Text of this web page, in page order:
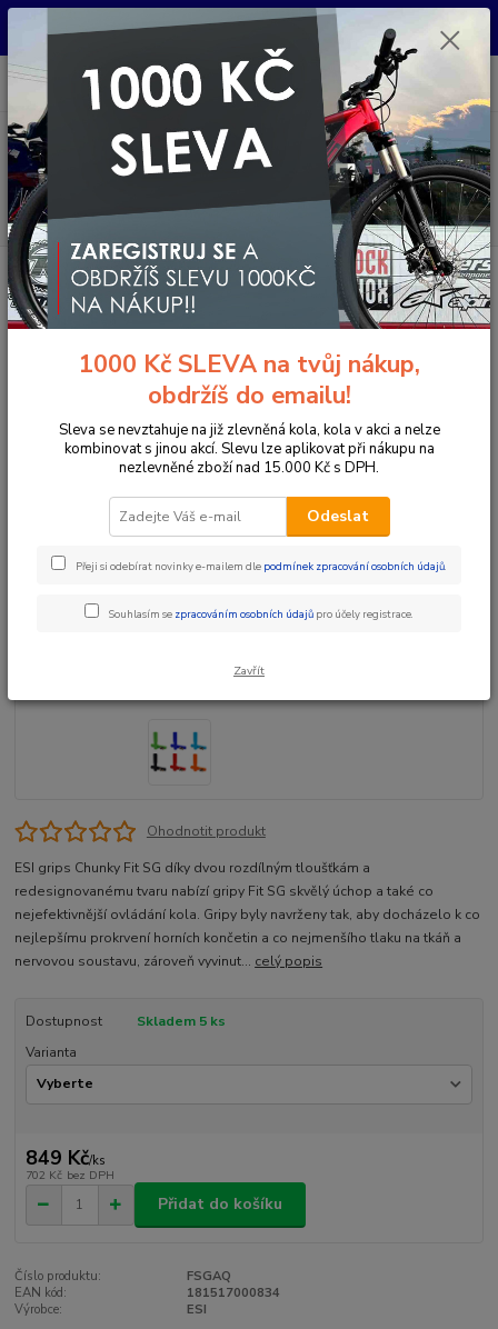
Pro nachystání kola / doplňků na prodejně si prosím zavolejte dopředu.
Menu
CZK
Hledat
+420 733 792 733
PO-PÁ 10:00-17:00 | SO: 9:00-12:00
Úvod Komponenty na kolo Gripy a omotávky
Gripy klasické / MTB
ESI grips Gripy Fit SG, 57g
ESI grips Gripy Fit SG, 57g
Ohodnotit produkt
ESI grips Chunky Fit SG díky dvou rozdílným tloušťkám a
redesignovanému tvaru nabízí gripy Fit SG skvělý úchop a také co
nejefektivnější ovládání kola. Gripy byly navrženy tak, aby docházelo k co
nejlepšímu prokrvení horních končetin a co nejmenšího tlaku na tkáň a
nervovou soustavu, zároveň vyvinut... celý popis
Dostupnost
Skladem 5 ks
Varianta
849 Kč/ks
702 Kč bez DPH
Přidat do košíku
Číslo produktu:
FSGAQ
EAN kód:
181517000834
Výrobce:
ESI
1000 Kč SLEVA na tvůj nákup,
obdržíš do emailu!
Sleva se nevztahuje na již zlevněná kola, kola v akci a nelze
kombinovat s jinou akcí. Slevu lze aplikovat při nákupu na
nezlevněné zboží nad 15.000 Kč s DPH.
Odeslat
Přeji si odebírat novinky e-mailem dle podmínek zpracování osobních údajů.
Souhlasím se zpracováním osobních údajů pro účely registrace.
Zavřít